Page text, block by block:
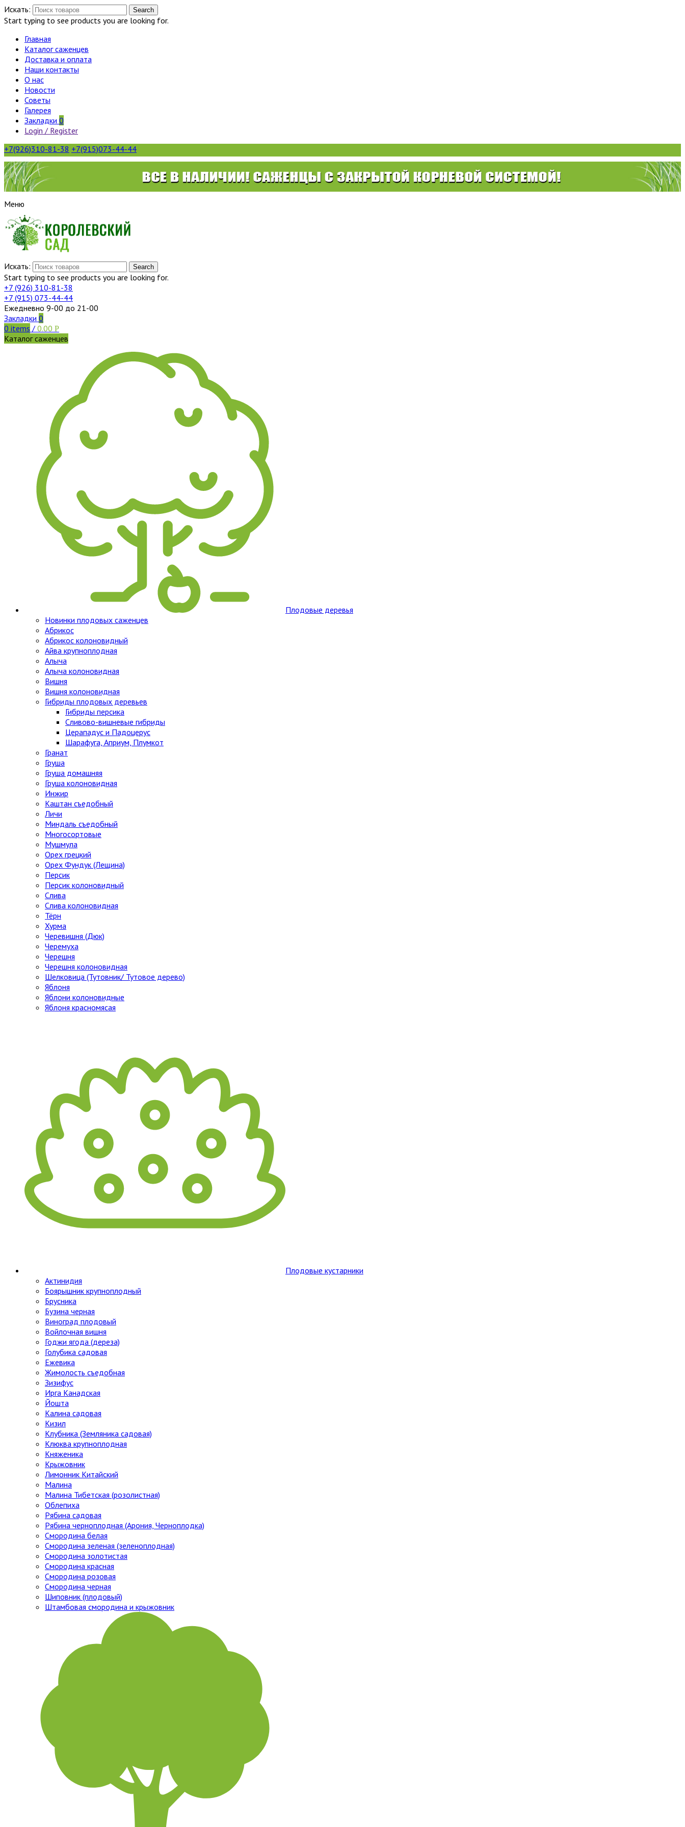
Искать: Search
Start typing to see products you are looking for.
Главная
Каталог саженцев
Доставка и оплата
Наши контакты
О нас
Новости
Советы
Галерея
Закладки 0
Login / Register
+7(926)310-81-38 +7(915)073-44-44
Меню
Искать: Search
Start typing to see products you are looking for.
+7 (926) 310-81-38
+7 (915) 073-44-44
Ежедневно 9-00 до 21-00
Закладки 0
0 items / 0.00 Р
Каталог саженцев
Плодовые деревья
Новинки плодовых саженцев
Абрикос
Абрикос колоновидный
Айва крупноплодная
Алыча
Алыча колоновидная
Вишня
Вишня колоновидная
Гибриды плодовых деревьев
Гибриды персика
Сливово-вишневые гибриды
Церападус и Падоцерус
Шарафуга, Априум, Плумкот
Гранат
Груша
Груша домашняя
Груша колоновидная
Инжир
Каштан съедобный
Личи
Миндаль съедобный
Многосортовые
Мушмула
Орех грецкий
Орех Фундук (Лещина)
Персик
Персик колоновидный
Слива
Слива колоновидная
Тёрн
Хурма
Черевишня (Дюк)
Черемуха
Черешня
Черешня колоновидная
Шелковица (Тутовник/ Тутовое дерево)
Яблоня
Яблони колоновидные
Яблоня красномясая
Плодовые кустарники
Актинидия
Боярышник крупноплодный
Брусника
Бузина черная
Виноград плодовый
Войлочная вишня
Годжи ягода (дереза)
Голубика садовая
Ежевика
Жимолость съедобная
Зизифус
Ирга Канадская
Йошта
Калина садовая
Кизил
Клубника (Земляника садовая)
Клюква крупноплодная
Княженика
Крыжовник
Лимонник Китайский
Малина
Малина Тибетская (розолистная)
Облепиха
Рябина садовая
Рябина черноплодная (Арония, Черноплодка)
Смородина белая
Смородина зеленая (зеленоплодная)
Смородина золотистая
Смородина красная
Смородина розовая
Смородина черная
Шиповник (плодовый)
Штамбовая смородина и крыжовник